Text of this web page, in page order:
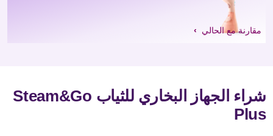
مقارنة مع الحالي
شراء الجهاز البخاري للثياب Steam&Go
Plus